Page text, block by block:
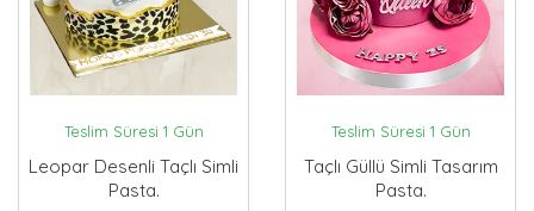
Teslim Süresi 1 Gün
Leopar Desenli Taçlı Simli
Pasta.
Teslim Süresi 1 Gün
Taçlı Güllü Simli Tasarım
Pasta.